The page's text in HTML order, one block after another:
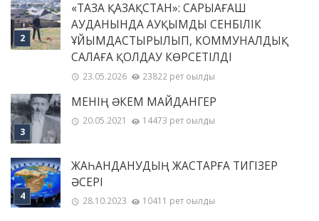
«ТАЗА ҚАЗАҚСТАН»: САРЫАҒАШ
АУДАНЫНДА АУҚЫМДЫ СЕНБІЛІК
ҰЙЫМДАСТЫРЫЛЫП, КОММУНАЛДЫҚ
САЛАҒА ҚОЛДАУ КӨРСЕТІЛДІ
23.05.2026 23822 рет оқылды
МЕНІҢ ƏКЕМ МАЙДАНГЕР
20.05.2021 14473 рет оқылды
ЖАҺАНДАНУДЫҢ ЖАСТАРҒА ТИГІЗЕР
ӘСЕРІ
28.10.2023 10411 рет оқылды